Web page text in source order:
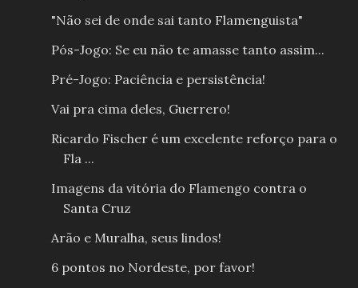
"Não sei de onde sai tanto Flamenguista"
Pós-Jogo: Se eu não te amasse tanto assim...
Pré-Jogo: Paciência e persistência!
Vai pra cima deles, Guerrero!
Ricardo Fischer é um excelente reforço para o
Fla ...
Imagens da vitória do Flamengo contra o
Santa Cruz
Arão e Muralha, seus lindos!
6 pontos no Nordeste, por favor!